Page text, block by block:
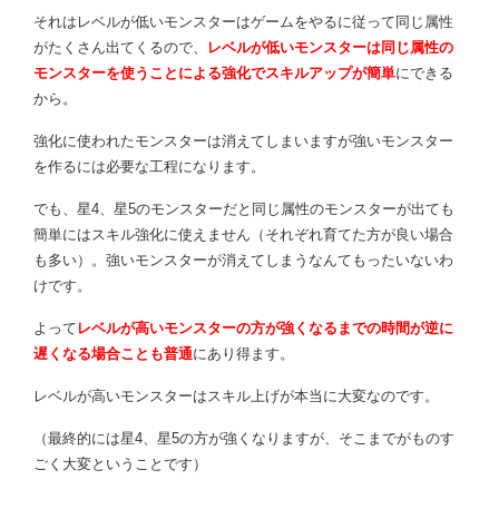
それはレベルが低いモンスターはゲームをやるに従って同じ属性
がたくさん出てくるので、
レベルが低いモンスターは同じ属性の
モンスターを使うことによる強化でスキルアップが簡単にできる
から。
強化に使われたモンスターは消えてしまいますが強いモンスター
を作るには必要な工程になります。
でも、星4、星5のモンスターだと同じ属性のモンスターが出ても
簡単にはスキル強化に使えません（それぞれ育てた方が良い場合
も多い）。強いモンスターが消えてしまうなんてもったいないわ
けです。
よって レベルが高いモンスターの方が強くなるまでの時間が逆に
遅くなる場合ことも普通にあり得ます。
レベルが高いモンスターはスキル上げが本当に大変なのです。
（最終的には星4、星5の方が強くなりますが、そこまでがものす
ごく大変ということです）